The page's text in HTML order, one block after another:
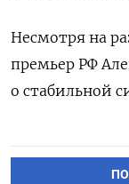
Несмотря на
премьер РФ
о стабильной